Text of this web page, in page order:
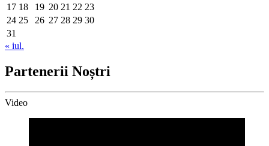
17 18 19 20 21 22 23
24 25 26 27 28 29 30
31
« iul.
Partenerii Noștri
Video